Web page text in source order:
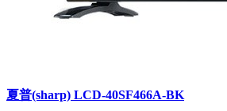
夏普(sharp) LCD-40SF466A-BK